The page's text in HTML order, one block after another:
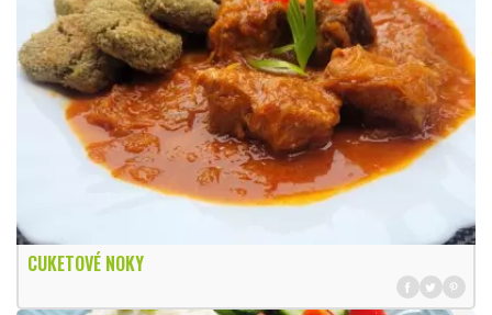
CUKETOVÉ NOKY